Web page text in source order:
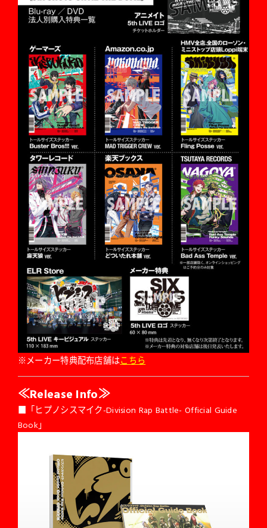
※メーカー特典配布店舗はこちら
≪Release Info≫
■「ヒプノシスマイク-Division Rap Battle- Official Guide
Book」